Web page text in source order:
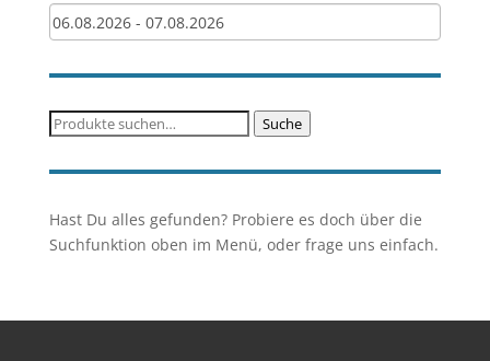
Suche
Suche
Hast Du alles gefunden? Probiere es doch über die
Suchfunktion oben im Menü, oder frage uns einfach.